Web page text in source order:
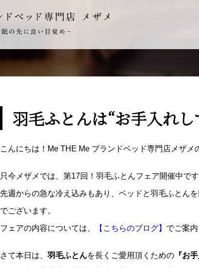
羽毛ふとんは“お手入れ
こんにちは！Me THE Me ブランドベッド専門店メザメ
只今メザメでは、第17回！羽毛ふとんフェア開催中で
先週からの急な冷え込みもあり、ベッドと羽毛ふとん
でございます。
フェアの内容については、 【こちらのブログ】 でご案
さて本日は、 羽毛ふとんを長くご愛用頂くための 『お